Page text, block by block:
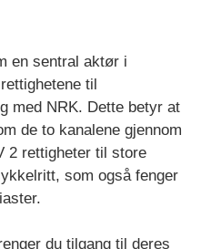
en sentral aktør i
til
med NRK. Dette betyr at
de to kanalene gjennom
2 rettigheter til store
som også fenger
du tilgang til deres